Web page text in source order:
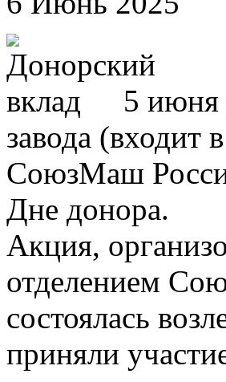
5 июня
завода (входит
СоюзМаш
Дне донора.
Акция,
отделением
состоялась
приняли